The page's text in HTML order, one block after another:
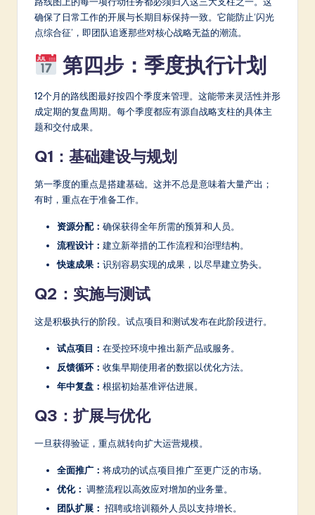
确保了日常工作的开展与长期目标保持一致。它能防止‘闪光
点综合征’，即团队追逐那些对核心战略无益的潮流。
第四步：季度执行计划
12个月的路线图最好按四个季度来管理。这能带来灵活性并形
成定期的复盘周期。每个季度都应有源自战略支柱的具体主
题和交付成果。
Q1：基础建设与规划
第一季度的重点是搭建基础。这并不总是意味着大量产出；
有时，重点在于准备工作。
资源分配： 确保获得全年所需的预算和人员。
流程设计： 建立新举措的工作流程和治理结构。
快速成果： 识别容易实现的成果，以尽早建立势头。
Q2：实施与测试
这是积极执行的阶段。试点项目和测试发布在此阶段进行。
试点项目： 在受控环境中推出新产品或服务。
反馈循环： 收集早期使用者的数据以优化方法。
年中复盘： 根据初始基准评估进展。
Q3：扩展与优化
一旦获得验证，重点就转向扩大运营规模。
全面推广： 将成功的试点项目推广至更广泛的市场。
优化： 调整流程以高效应对增加的业务量。
团队扩展： 招聘或培训额外人员以支持增长。